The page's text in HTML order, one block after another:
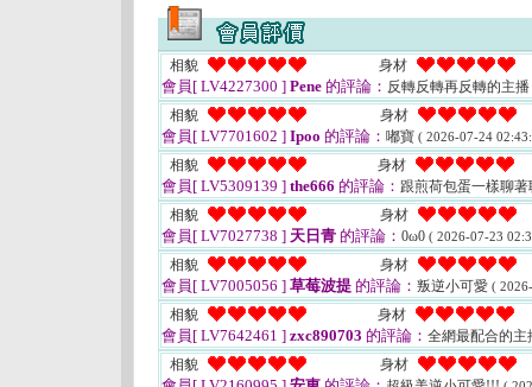
相貌 身材
會員[ LV4227300 ] Pene 的評論： 反轉反轉再反轉的主
相貌
身材
會員[ LV7701602 ] Ipoo 的評論： 嘟寶 ( 2026-07-24
相貌 身材
會員[ LV5309139 ] the666 的評論： 跟煎荷包蛋一樣聊
相貌
身材
會員[ LV7027738 ] 天日青 的評論： 0ω0 ( 2026-07-23
相貌 身材
會員[ LV7005056 ] 草莓波提 的評論： 叛逆小可愛 (
相貌 身材
會員[ LV7642461 ] zxc890703 的評論： 全網最配合的主
相貌
身材